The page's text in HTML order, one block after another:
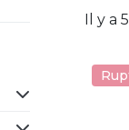
Il y a